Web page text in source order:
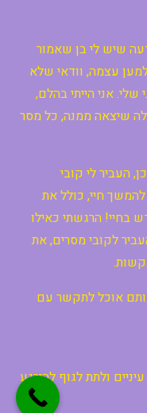
שיש לי בן שאמור
עצמה, וודאי שלא
אני הייתי בהלם,
שיצאה ממנה, כל מסר
העביר לי קובי
חיי, כולל את
בחיי! הרגשתי כאילו
לקובי מסרים, את
אוכל לתקשר עם
ולתת לגוף להירגע